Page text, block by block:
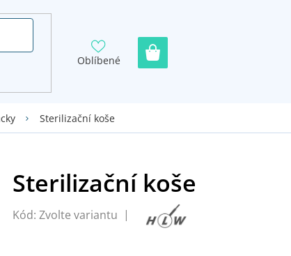
Oblíbené
Sterilizační koše
Kód: Zvolte variantu